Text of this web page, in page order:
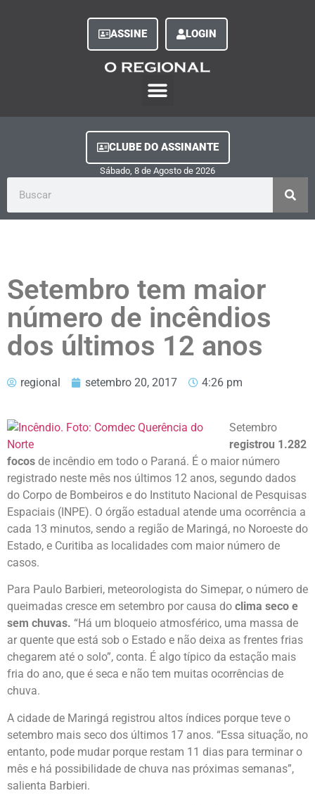
ASSINE LOGIN
CLUBE DO ASSINANTE
Sábado, 8 de Agosto de 2026
Setembro tem maior
número de incêndios
dos últimos 12 anos
regional setembro 20, 2017 4:26 pm
Setembro
registrou 1.282
focos de incêndio em todo o Paraná. É o maior número
registrado neste mês nos últimos 12 anos, segundo dados
do Corpo de Bombeiros e do Instituto Nacional de Pesquisas
Espaciais (INPE). O órgão estadual atende uma ocorrência a
cada 13 minutos, sendo a região de Maringá, no Noroeste do
Estado, e Curitiba as localidades com maior número de
casos.
Para Paulo Barbieri, meteorologista do Simepar, o número de
queimadas cresce em setembro por causa do clima seco e
sem chuvas. “Há um bloqueio atmosférico, uma massa de
ar quente que está sob o Estado e não deixa as frentes frias
chegarem até o solo”, conta. É algo típico da estação mais
fria do ano, que é seca e não tem muitas ocorrências de
chuva.
A cidade de Maringá registrou altos índices porque teve o
setembro mais seco dos últimos 17 anos. “Essa situação, no
entanto, pode mudar porque restam 11 dias para terminar o
mês e há possibilidade de chuva nas próximas semanas”,
salienta Barbieri.